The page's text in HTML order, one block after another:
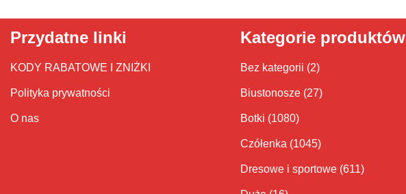
Przydatne linki
KODY RABATOWE I ZNIŻKI
Polityka prywatności
O nas
Kategorie produktów
Bez kategorii (2)
Biustonosze (27)
Botki (1080)
Czółenka (1045)
Dresowe i sportowe (611)